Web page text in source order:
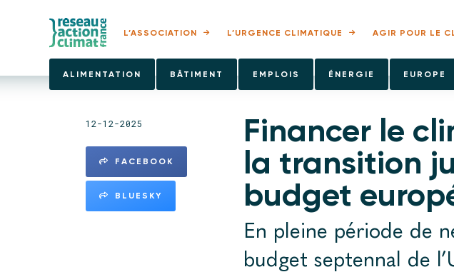
L’ASSOCIATION L’URGENCE CLIMATIQUE AGIR POUR LE
ALIMENTATION BÂTIMENT EMPLOIS ÉNERGIE EUROPE
12-12-2025
FACEBOOK
BLUESKY
Financer le
la transition
budget
En pleine période de
budget septennal de